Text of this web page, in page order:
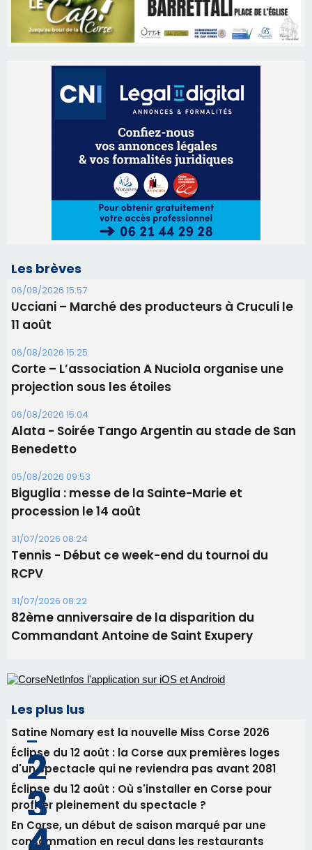
Les brèves
06/08/2026 15:57
Ucciani – Marché des producteurs à Cruculi le
11 août
06/08/2026 15:25
Corte – L’association A Nuciola organise une
projection sous les étoiles
06/08/2026 15:04
Alata - Soirée Tango Argentin au stade de San
Benedetto
05/08/2026 09:53
Biguglia : messe de la Sainte-Marie et
procession le 14 août
31/07/2026 08:24
Tennis - Début ce week-end du tournoi du
RCPV
31/07/2026 08:22
82ème anniversaire de la disparition du
Commandant Antoine de Saint Exupery
Les plus lus
Satine Nomary est la nouvelle Miss Corse 2026
Éclipse du 12 août : la Corse aux premières loges
d'un spectacle qui ne reviendra pas avant 2081
Éclipse du 12 août : Où s'installer en Corse pour
profiter pleinement du spectacle ?
En Corse, un début de saison marqué par une
consommation en recul dans les restaurants